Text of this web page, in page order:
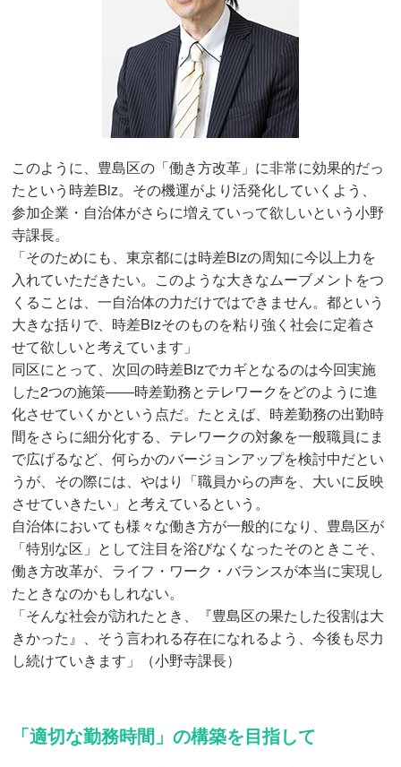
このように、豊島区の「働き方改革」に非常に効果的だっ
たという時差Biz。その機運がより活発化していくよう、
参加企業・自治体がさらに増えていって欲しいという小野
寺課長。
「そのためにも、東京都には時差Bizの周知に今以上力を
入れていただきたい。このような大きなムーブメントをつ
くることは、一自治体の力だけではできません。都という
大きな括りで、時差Bizそのものを粘り強く社会に定着さ
せて欲しいと考えています」
同区にとって、次回の時差Bizでカギとなるのは今回実施
した2つの施策――時差勤務とテレワークをどのように進
化させていくかという点だ。たとえば、時差勤務の出勤時
間をさらに細分化する、テレワークの対象を一般職員にま
で広げるなど、何らかのバージョンアップを検討中だとい
うが、その際には、やはり「職員からの声を、大いに反映
させていきたい」と考えているという。
自治体においても様々な働き方が一般的になり、豊島区が
「特別な区」として注目を浴びなくなったそのときこそ、
働き方改革が、ライフ・ワーク・バランスが本当に実現し
たときなのかもしれない。
「そんな社会が訪れたとき、『豊島区の果たした役割は大
きかった』、そう言われる存在になれるよう、今後も尽力
し続けていきます」（小野寺課長）
「適切な勤務時間」の構築を目指して